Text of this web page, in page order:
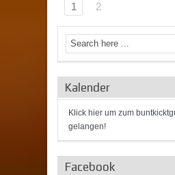
1 2
Kalender
Klick hier um zum
gelangen!
Facebook